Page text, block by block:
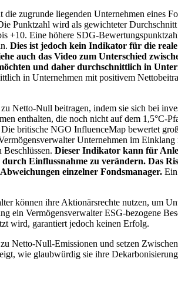
zugrunde liegenden Unternehmen eines
Punktzahl wird als gewichteter
+10. Eine höhere SDG-
Dies ist jedoch kein Indikator für die
auch das Video zum Unterschied
und daher durchschnittlich in
in Unternehmen mit positivem
Netto-Null beitragen, indem sie sich bei
enthalten, die noch nicht auf dem
britische NGO InfluenceMap bewertet
Unternehmen im
Beschlüssen. Dieser Indikator kann für
Einflussnahme zu verändern. Das
einzelner Fondsmanager.
können ihre Aktionärsrechte nutzen, um
Vermögensverwalter ESG-bezogene
wird, garantiert jedoch keinen Erfolg.
Netto-Null-Emissionen und setzen
wie glaubwürdig sie ihre